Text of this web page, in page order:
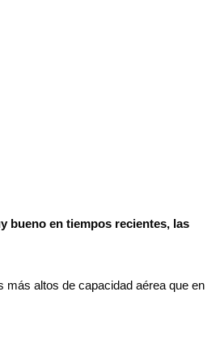
bueno en tiempos recientes, las
más altos de capacidad aérea que en